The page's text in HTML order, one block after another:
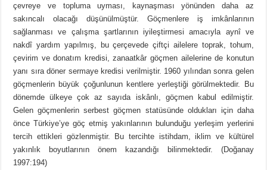
çevreye ve topluma uyması, kaynaşması yönünden daha az
sakıncalı olacağı düşünülmüştür. Göçmenlere iş imkânlarının
sağlanması ve çalışma şartlarının iyileştirmesi amacıyla aynî ve
nakdî yardım yapılmış, bu çerçevede çiftçi ailelere toprak, tohum,
çevirim ve donatım kredisi, zanaatkâr göçmen ailelerine de konutun
yanı sıra döner sermaye kredisi verilmiştir. 1960 yılından sonra gelen
göçmenlerin büyük çoğunlunun kentlere yerleştiği görülmektedir. Bu
dönemde ülkeye çok az sayıda iskânlı, göçmen kabul edilmiştir.
Gelen göçmenlerin serbest göçmen statüsünde oldukları için daha
önce Türkiye’ye göç etmiş yakınlarının bulunduğu yerleşim yerlerini
tercih ettikleri gözlenmiştir. Bu tercihte istihdam, iklim ve kültürel
yakınlık boyutlarının önem kazandığı bilinmektedir. (Doğanay
1997:194)